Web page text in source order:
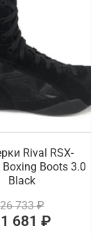
Rival RSX-
Boxing Boots 3.0
Black
26 733 ₽
681 ₽